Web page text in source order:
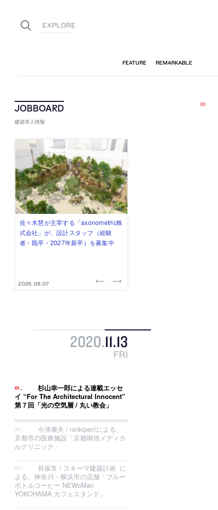
建築求人情報
佐々木慧が主宰する「axonometric株
式会社」が、設計スタッフ（経験
者・既卒・2027年新卒）を募集中
2026.08.07
古民家を軸に全国で“価値循環の仕組
み”を作り、リモートワーク主体の働
き方を実践する「株式会社つぎと」
2026.08.03
リノベる株式会社が、設計パートナ
ー (業務委託) を募集中
2026.08.03
社会への影響力のある建築を手掛
け、スタッフ同士で助け合う環境づ
くりも行う「E.A.S.T.architects」
2026.07.31
代官山を拠点に活動する「梅澤竜也 /
ALA INC.」が、設計スタッフ・アル
バイト・事務職を募集中
2026.07.30
2020.11.13
FRI
杉山幸一郎による連載エッセ
イ “For The Architectural Innocent”
第７回「光の空気層 / 丸い教会」
今津康夫 / ninkipen!による、
京都市の医療施設「京都御池メディカ
ルクリニック」
長坂常 / スキーマ建築計画 に
よる、神奈川・横浜市の店舗「ブルー
ボトルコーヒー NEWoMan
YOKOHAMA カフェスタンド」